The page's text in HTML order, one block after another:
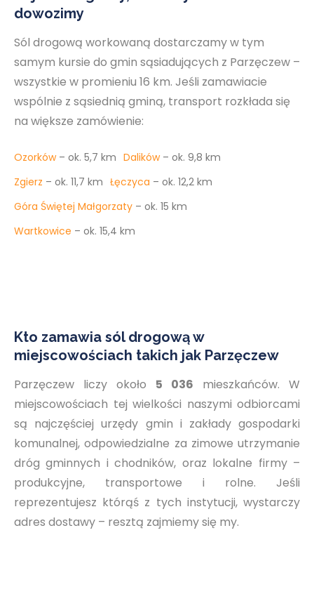
dowozimy
Sól drogową workowaną dostarczamy w tym
samym kursie do gmin sąsiadujących z Parzęczew –
wszystkie w promieniu 16 km. Jeśli zamawiacie
wspólnie z sąsiednią gminą, transport rozkłada się
na większe zamówienie:
Ozorków – ok. 5,7 km Dalików – ok. 9,8 km
Zgierz – ok. 11,7 km Łęczyca – ok. 12,2 km
Góra Świętej Małgorzaty – ok. 15 km
Wartkowice – ok. 15,4 km
Kto zamawia sól drogową w
miejscowościach takich jak Parzęczew
Parzęczew liczy około 5 036 mieszkańców. W
miejscowościach tej wielkości naszymi odbiorcami
są najczęściej urzędy gmin i zakłady gospodarki
komunalnej, odpowiedzialne za zimowe utrzymanie
dróg gminnych i chodników, oraz lokalne firmy –
produkcyjne, transportowe i rolne. Jeśli
reprezentujesz którąś z tych instytucji, wystarczy
adres dostawy – resztą zajmiemy się my.